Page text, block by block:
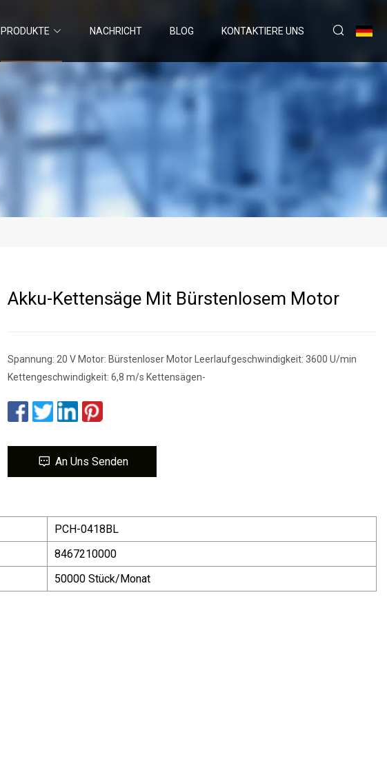
PRODUKTE NACHRICHT BLOG KONTAKTIERE UNS
Akku-Kettensäge Mit Bürstenlosem Motor
Spannung: 20 V Motor: Bürstenloser Motor Leerlaufgeschwindigkeit: 3600 U/min
Kettengeschwindigkeit: 6,8 m/s Kettensägen-
An Uns Senden
PCH-0418BL
8467210000
50000 Stück/Monat